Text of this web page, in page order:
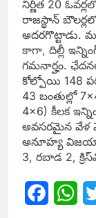
నిర్ణీత 20
రాజస్థాన్
అదరగొట్టాడు.
కాగా, దిల్లీ
గమనార్హం.
కోల్పోయి 148
43 బంతుల్లో
4×6) కీలక
అవసరమైన వేళ
అనూహ్య
3, రబాడ 2,